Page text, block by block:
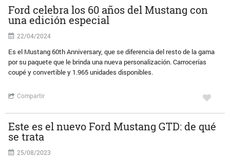
Ford celebra los 60 años del Mustang con
una edición especial
22/04/2024
Es el Mustang 60th Anniversary, que se diferencia del resto de la gama
por su paquete que le brinda una nueva personalización. Carrocerías
coupé y convertible y 1.965 unidades disponibles.
Compartir
Este es el nuevo Ford Mustang GTD: de qué
se trata
25/08/2023